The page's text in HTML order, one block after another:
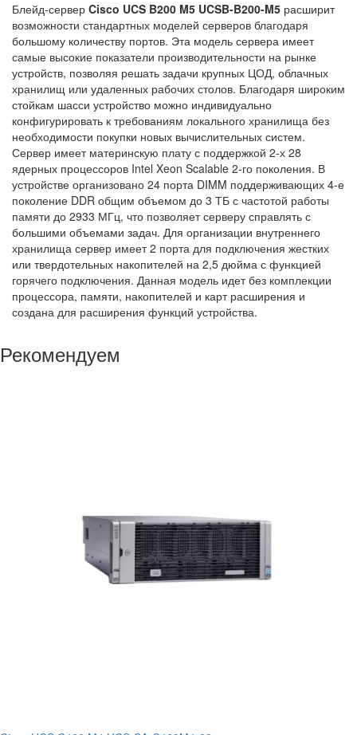
Блейд-сервер Cisco UCS B200 M5 UCSB-B200-M5 расширит
возможности стандартных моделей серверов благодаря
большому количеству портов. Эта модель сервера имеет
самые высокие показатели производительности на рынке
устройств, позволяя решать задачи крупных ЦОД, облачных
хранилищ или удаленных рабочих столов. Благодаря широким
стойкам шасси устройство можно индивидуально
конфигурировать к требованиям локального хранилища без
необходимости покупки новых вычислительных систем.
Сервер имеет материнскую плату с поддержкой 2-х 28
ядерных процессоров Intel Xeon Scalable 2-го поколения. В
устройстве организовано 24 порта DIMM поддерживающих 4-е
поколение DDR общим объемом до 3 ТБ с частотой работы
памяти до 2933 МГц, что позволяет серверу справлять с
большими объемами задач. Для организации внутреннего
хранилища сервер имеет 2 порта для подключения жестких
или твердотельных накопителей на 2,5 дюйма с функцией
горячего подключения. Данная модель идет без комплекции
процессора, памяти, накопителей и карт расширения и
создана для расширения функций устройства.
Рекомендуем